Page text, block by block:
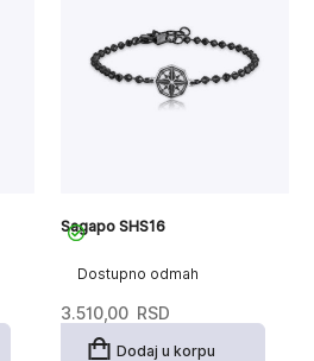
Dostupno odmah
Sagapo SHS16
3.510,00 RSD
Dodaj u korpu